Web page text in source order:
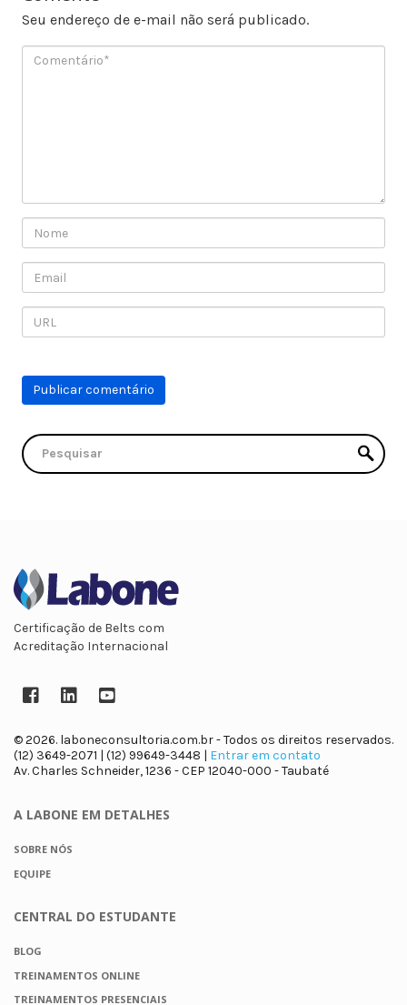
Seu endereço de e-mail não será publicado.
Certificação de Belts com
Acreditação Internacional
Facebook
LinkedInYouTube
© 2026. laboneconsultoria.com.br - Todos os direitos reservados.
(12) 3649-2071 | (12) 99649-3448 | Entrar em contato
Av. Charles Schneider, 1236 - CEP 12040-000 - Taubaté
A LABONE EM DETALHES
SOBRE NÓS
EQUIPE
CENTRAL DO ESTUDANTE
BLOG
TREINAMENTOS ONLINE
TREINAMENTOS PRESENCIAIS